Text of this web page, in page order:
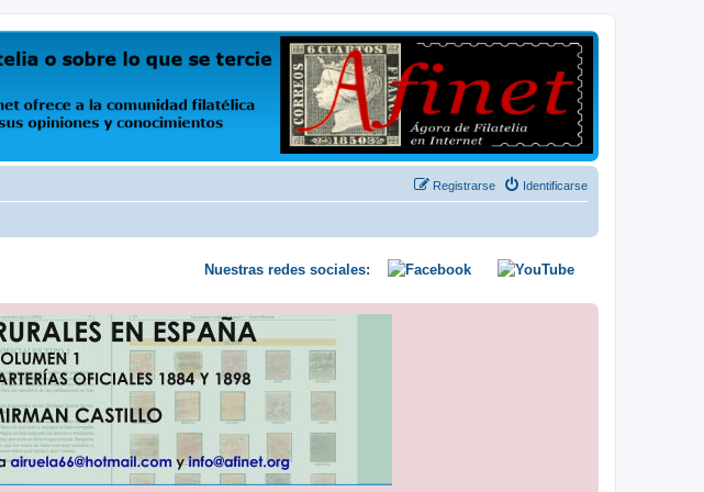
para que exprese libremente sus opiniones y conocimientos
Identificarse
Registrarse
Nuestras redes sociales: